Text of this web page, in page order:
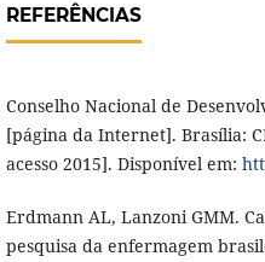
REFERÊNCIAS
Conselho Nacional de
[página da Internet]. Brasília:
acesso 2015]. Disponível em:
Erdmann AL, Lanzoni GMM.
pesquisa da enfermagem